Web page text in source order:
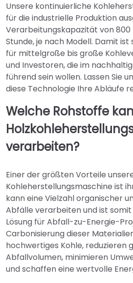
Unsere kontinuierliche
für die industrielle Produktion
Verarbeitungskapazität von 800
Stunde, je nach Modell. Damit ist
für mittelgroße bis große
und Investoren, die im
führend sein wollen. Lassen Sie
diese Technologie Ihre Abläufe
Welche Rohstoffe
verarbeiten?
Einer der größten Vorteile
Kohleherstellungsmaschine ist
kann eine Vielzahl organischer
Abfälle verarbeiten und ist
Lösung für Abfall-zu-Energie-
Carbonisierung dieser
hochwertiges Kohle, reduzieren
Abfallvolumen, minimieren
und schaffen eine wertvolle